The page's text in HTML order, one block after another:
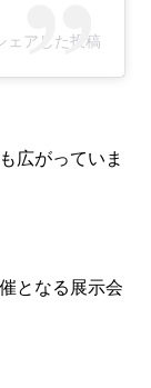
ェアした投稿
広がっていま
となる展示会